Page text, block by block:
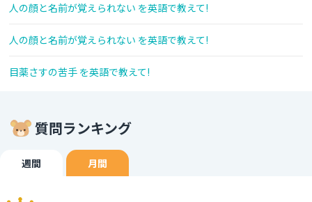
人の顔と名前が覚えられない を英語で教えて!
人の顔と名前が覚えられない を英語で教えて!
目薬さすの苦手 を英語で教えて!
質問ランキング
週間 月間